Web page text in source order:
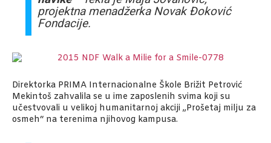
projektna menadžerka Novak Đoković
Fondacije.
Direktorka PRIMA Internacionalne Škole Brižit Petrović
Mekintoš zahvalila se u ime zaposlenih svima koji su
učestvovali u velikoj humanitarnoj akciji „Prošetaj milju za
osmeh“ na terenima njihovog kampusa.